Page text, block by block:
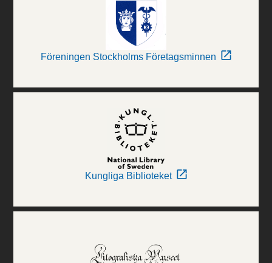
Föreningen Stockholms Företagsminnen
Kungliga Biblioteket